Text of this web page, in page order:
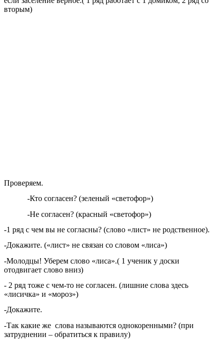
вторым)
Проверяем.
-Кто согласен? (зеленый «светофор»)
-Не согласен? (красный «светофор»)
-1 ряд с чем вы не согласны? (слово «лист» не родственное).
-Докажите. («лист» не связан со словом «лиса»)
-Молодцы! Уберем слово «лиса».( 1 ученик у доски
отодвигает слово вниз)
- 2 ряд тоже с чем-то не согласен. (лишние слова здесь
«лисичка» и «мороз»)
-Докажите.
-Так какие же слова называются однокоренными? (при
затруднении – обратиться к правилу)